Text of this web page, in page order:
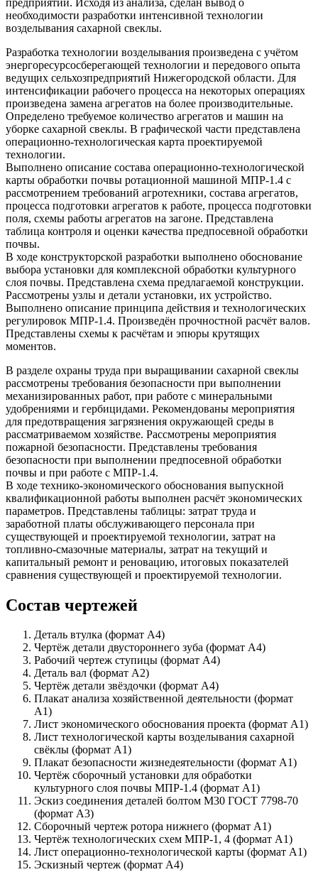
необходимости разработки интенсивной технологии
возделывания сахарной свеклы.
Разработка технологии возделывания произведена с учётом
энергоресурсосберегающей технологии и передового опыта
ведущих сельхозпредприятий Нижегородской области. Для
интенсификации рабочего процесса на некоторых операциях
произведена замена агрегатов на более производительные.
Определено требуемое количество агрегатов и машин на
уборке сахарной свеклы. В графической части представлена
операционно-технологическая карта проектируемой
технологии.
Выполнено описание состава операционно-технологической
карты обработки почвы ротационной машиной МПР-1.4 с
рассмотрением требований агротехники, состава агрегатов,
процесса подготовки агрегатов к работе, процесса подготовки
поля, схемы работы агрегатов на загоне. Представлена
таблица контроля и оценки качества предпосевной обработки
почвы.
В ходе конструкторской разработки выполнено обоснование
выбора установки для комплексной обработки культурного
слоя почвы. Представлена схема предлагаемой конструкции.
Рассмотрены узлы и детали установки, их устройство.
Выполнено описание принципа действия и технологических
регулировок МПР-1.4. Произведён прочностной расчёт валов.
Представлены схемы к расчётам и эпюры крутящих
моментов.
В разделе охраны труда при выращивании сахарной свеклы
рассмотрены требования безопасности при выполнении
механизированных работ, при работе с минеральными
удобрениями и гербицидами. Рекомендованы мероприятия
для предотвращения загрязнения окружающей среды в
рассматриваемом хозяйстве. Рассмотрены мероприятия
пожарной безопасности. Представлены требования
безопасности при выполнении предпосевной обработки
почвы и при работе с МПР-1.4.
В ходе технико-экономического обоснования выпускной
квалификационной работы выполнен расчёт экономических
параметров. Представлены таблицы: затрат труда и
заработной платы обслуживающего персонала при
существующей и проектируемой технологии, затрат на
топливно-смазочные материалы, затрат на текущий и
капитальный ремонт и реновацию, итоговых показателей
сравнения существующей и проектируемой технологии.
Состав чертежей
Деталь втулка (формат А4)
Чертёж детали двустороннего зуба (формат А4)
Рабочий чертеж ступицы (формат А4)
Деталь вал (формат А2)
Чертёж детали звёздочки (формат А4)
Плакат анализа хозяйственной деятельности (формат
А1)
Лист экономического обоснования проекта (формат А1)
Лист технологической карты возделывания сахарной
свёклы (формат А1)
Плакат безопасности жизнедеятельности (формат А1)
Чертёж сборочный установки для обработки
культурного слоя почвы МПР-1.4 (формат А1)
Эскиз соединения деталей болтом М30 ГОСТ 7798-70
(формат А3)
Сборочный чертеж ротора нижнего (формат А1)
Чертёж технологических схем МПР-1, 4 (формат А1)
Лист операционно-технологической карты (формат А1)
Эскизный чертеж (формат А4)